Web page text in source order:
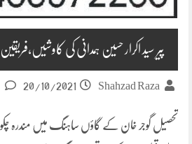
پیر سید اکرار حسین ہمدانی کی
Shahzad Raza
20/10/2021
تحصیل گوجر خان کے گاؤں ساہنگ میں مندرہ